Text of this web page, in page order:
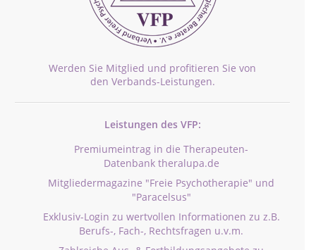
Werden Sie Mitglied und profitieren Sie von
den Verbands-Leistungen.
Leistungen des VFP:
Premiumeintrag in die Therapeuten-
Datenbank theralupa.de
Mitgliedermagazine "Freie Psychotherapie" und
"Paracelsus"
Exklusiv-Login zu wertvollen Informationen zu z.B.
Berufs-, Fach-, Rechtsfragen u.v.m.